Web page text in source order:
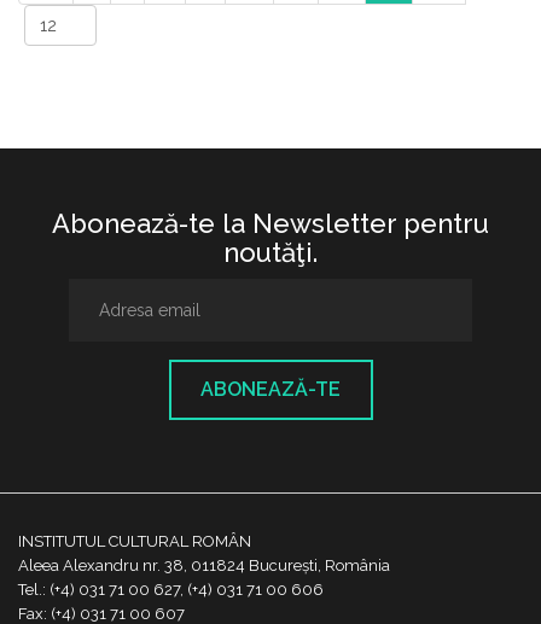
Abonează-te la Newsletter pentru
noutăţi.
ABONEAZĂ-TE
INSTITUTUL CULTURAL ROMÂN
Aleea Alexandru nr. 38, 011824 București, România
Tel.: (+4) 031 71 00 627, (+4) 031 71 00 606
Fax: (+4) 031 71 00 607